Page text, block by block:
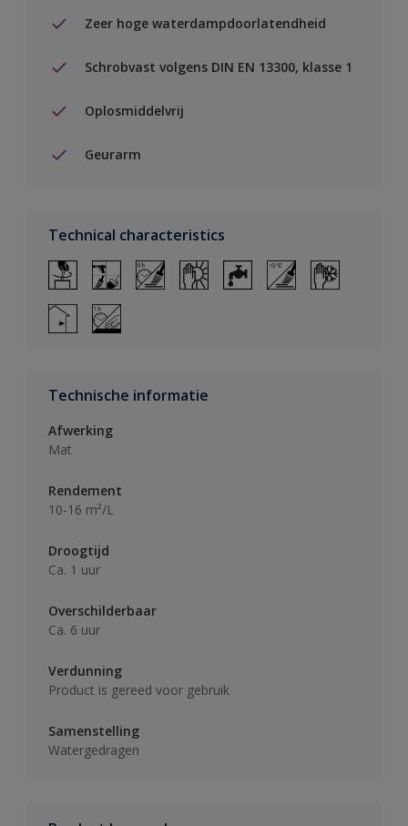
Zeer hoge waterdampdoorlatendheid
Schrobvast volgens DIN EN 13300, klasse 1
Oplosmiddelvrij
Geurarm
Technical characteristics
Technische informatie
Afwerking
Mat
Rendement
10-16 m²/L
Droogtijd
Ca. 1 uur
Overschilderbaar
Ca. 6 uur
Verdunning
Product is gereed voor gebruik
Samenstelling
Watergedragen